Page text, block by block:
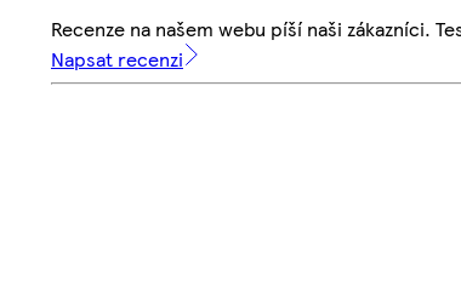
Recenze na našem webu píší naši zákazníci.
Napsat recenzi